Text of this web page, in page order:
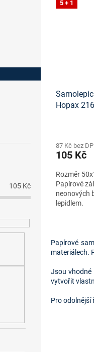
105 Kč
5 + 1
Hopax
87 Kč bez
105 Kč
Rozměr
Papírové
neonových
lepidlem.
Papírové
materiálech.
Jsou vhodné
vytvořit
Pro odolnější